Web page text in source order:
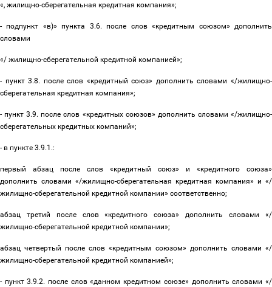
«, жилищно-сберегательная кредитная компания»;
- подпункт «в)» пункта 3.6. после слов «кредитным союзом» дополнить
словами
«/ жилищно-сберегательной кредитной компанией»;
- пункт 3.8. после слов «кредитный союз» дополнить словами «/жилищно-
сберегательная кредитная компания»;
- пункт 3.9. после слов «кредитных союзов» дополнить словами «/жилищно-
сберегательных кредитных компаний»;
- в пункте 3.9.1.:
первый абзац после слов «кредитный союз» и «кредитного союза»
дополнить словами «/жилищно-сберегательная кредитная компания» и «/
жилищно-сберегательной кредитной компании» соответственно;
абзац третий после слов «кредитного союза» дополнить словами «/
жилищно-сберегательной кредитной компании»;
абзац четвертый после слов «кредитным союзом» дополнить словами «/
жилищно-сберегательной кредитной компанией»;
- пункт 3.9.2. после слов «данном кредитном союзе» дополнить словами «/